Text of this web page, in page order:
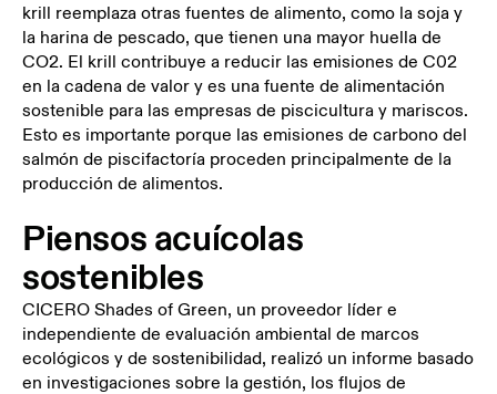
krill reemplaza otras fuentes de alimento, como la soja y
la harina de pescado, que tienen una mayor huella de
CO2. El krill contribuye a reducir las emisiones de C02
en la cadena de valor y es una fuente de alimentación
sostenible para las empresas de piscicultura y mariscos.
Esto es importante porque las emisiones de carbono del
salmón de piscifactoría proceden principalmente de la
producción de alimentos.
Piensos acuícolas
sostenibles
CICERO Shades of Green, un proveedor líder e
independiente de evaluación ambiental de marcos
ecológicos y de sostenibilidad, realizó un informe basado
en investigaciones sobre la gestión, los flujos de